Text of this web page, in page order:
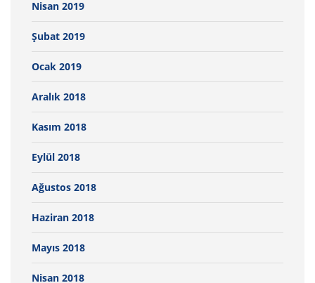
Nisan 2019
Şubat 2019
Ocak 2019
Aralık 2018
Kasım 2018
Eylül 2018
Ağustos 2018
Haziran 2018
Mayıs 2018
Nisan 2018